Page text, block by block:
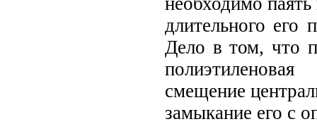
длительного его
Дело в том, что
смещение
замыкание его с